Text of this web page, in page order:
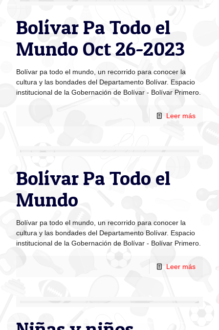
Bolívar Pa Todo el
Mundo Oct 26-2023
Bolívar pa todo el mundo, un recorrido para conocer la
cultura y las bondades del Departamento Bolívar. Espacio
institucional de la Gobernación de Bolívar - Bolívar Primero.
Leer más
Bolívar Pa Todo el
Mundo
Bolívar pa todo el mundo, un recorrido para conocer la
cultura y las bondades del Departamento Bolívar. Espacio
institucional de la Gobernación de Bolívar - Bolívar Primero.
Leer más